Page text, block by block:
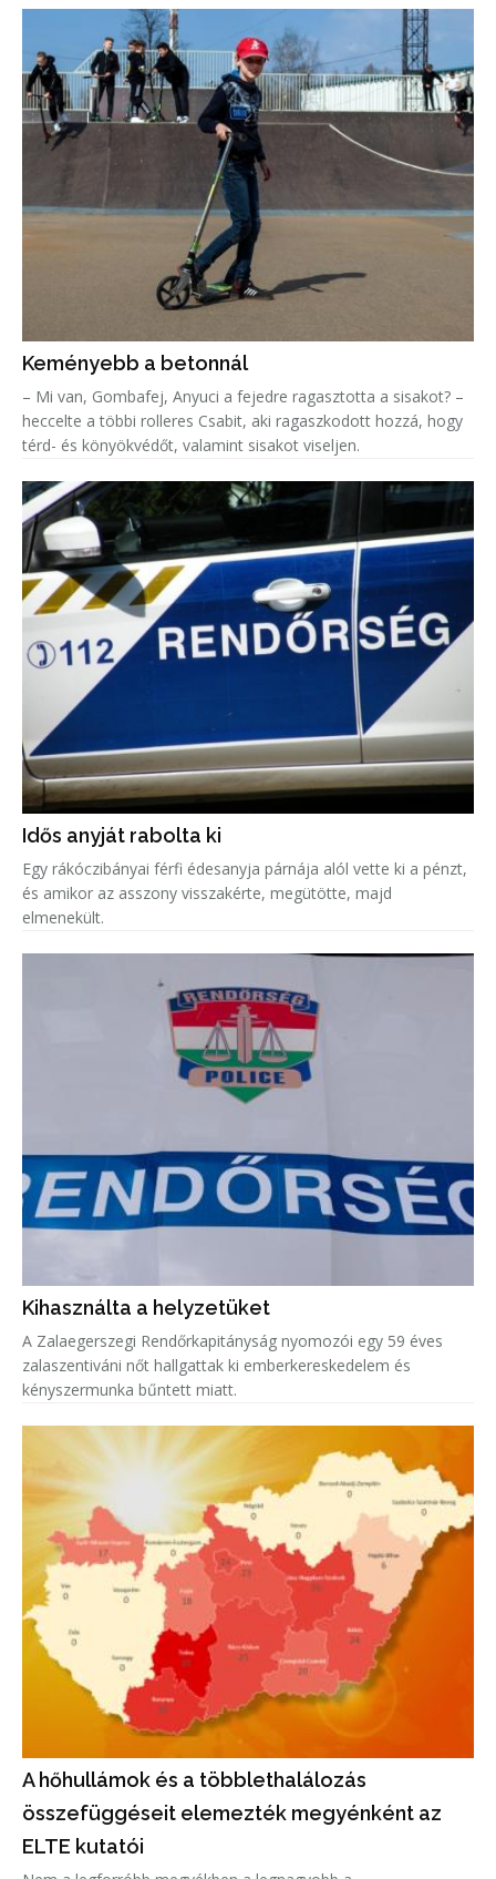
Keményebb a betonnál
– Mi van, Gombafej, Anyuci a fejedre ragasztotta a sisakot? –
heccelte a többi rolleres Csabit, aki ragaszkodott hozzá, hogy
térd- és könyökvédőt, valamint sisakot viseljen.
Idős anyját rabolta ki
Egy rákóczibányai férfi édesanyja párnája alól vette ki a pénzt,
és amikor az asszony visszakérte, megütötte, majd
elmenekült.
Kihasználta a helyzetüket
A Zalaegerszegi Rendőrkapitányság nyomozói egy 59 éves
zalaszentiváni nőt hallgattak ki emberkereskedelem és
kényszermunka bűntett miatt.
A hőhullámok és a többlethalálozás
összefüggéseit elemezték megyénként az
ELTE kutatói